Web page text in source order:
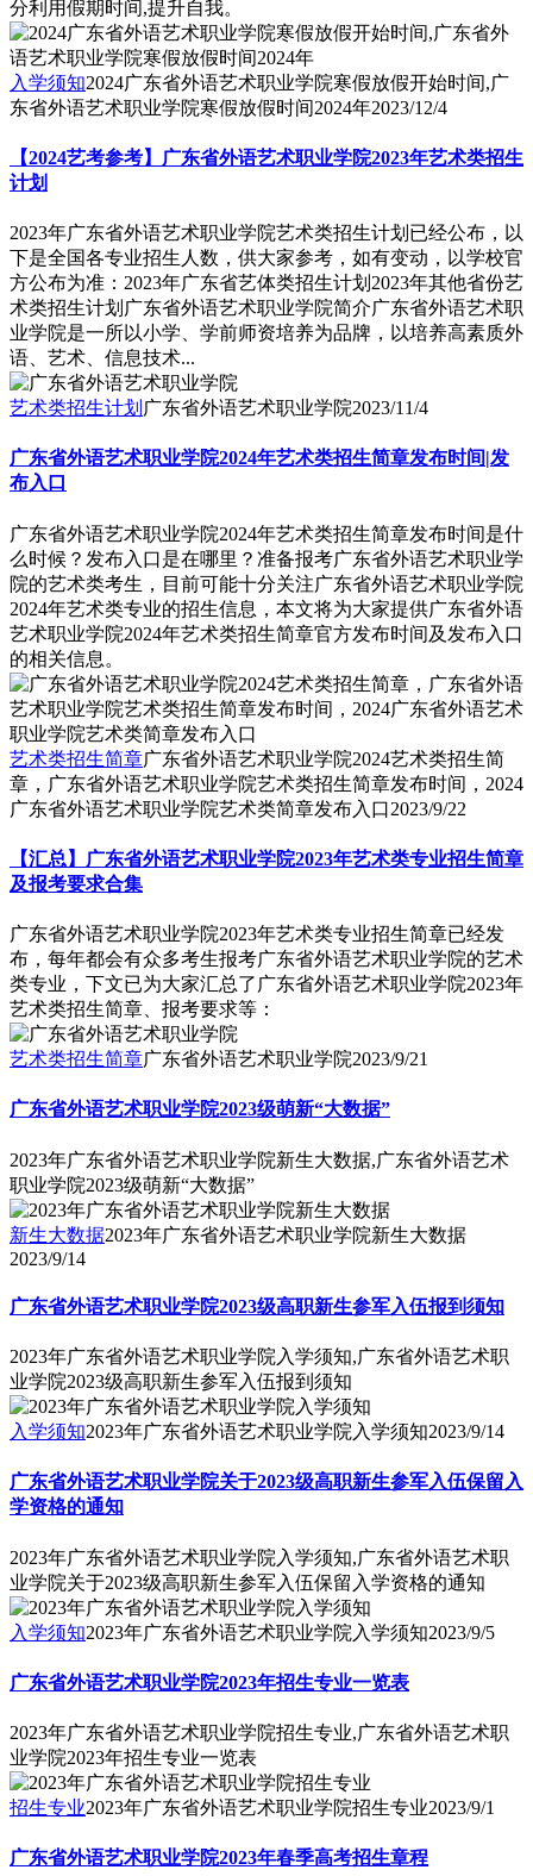
分利用假期时间,提升自我。
入学须知2024广东省外语艺术职业学院寒假放假开始时间,广
东省外语艺术职业学院寒假放假时间2024年2023/12/4
【2024艺考参考】广东省外语艺术职业学院2023年艺术类招生
计划
2023年广东省外语艺术职业学院艺术类招生计划已经公布，以
下是全国各专业招生人数，供大家参考，如有变动，以学校官
方公布为准：2023年广东省艺体类招生计划2023年其他省份艺
术类招生计划广东省外语艺术职业学院简介广东省外语艺术职
业学院是一所以小学、学前师资培养为品牌，以培养高素质外
语、艺术、信息技术...
艺术类招生计划 广东省外语艺术职业学院2023/11/4
广东省外语艺术职业学院2024年艺术类招生简章发布时间|发
布入口
广东省外语艺术职业学院2024年艺术类招生简章发布时间是什
么时候？发布入口是在哪里？准备报考广东省外语艺术职业学
院的艺术类考生，目前可能十分关注广东省外语艺术职业学院
2024年艺术类专业的招生信息，本文将为大家提供广东省外语
艺术职业学院2024年艺术类招生简章官方发布时间及发布入口
的相关信息。
艺术类招生简章广东省外语艺术职业学院2024艺术类招生简
章，广东省外语艺术职业学院艺术类招生简章发布时间，2024
广东省外语艺术职业学院艺术类简章发布入口2023/9/22
【汇总】广东省外语艺术职业学院2023年艺术类专业招生简章
及报考要求合集
广东省外语艺术职业学院2023年艺术类专业招生简章已经发
布，每年都会有众多考生报考广东省外语艺术职业学院的艺术
类专业，下文已为大家汇总了广东省外语艺术职业学院2023年
艺术类招生简章、报考要求等：
艺术类招生简章广东省外语艺术职业学院2023/9/21
广东省外语艺术职业学院2023级萌新“大数据”
2023年广东省外语艺术职业学院新生大数据,广东省外语艺术
职业学院2023级萌新“大数据”
新生大数据2023年广东省外语艺术职业学院新生大数据
2023/9/14
广东省外语艺术职业学院2023级高职新生参军入伍报到须知
2023年广东省外语艺术职业学院入学须知,广东省外语艺术职
业学院2023级高职新生参军入伍报到须知
入学须知2023年广东省外语艺术职业学院入学须知2023/9/14
广东省外语艺术职业学院关于2023级高职新生参军入伍保留入
学资格的通知
2023年广东省外语艺术职业学院入学须知,广东省外语艺术职
业学院关于2023级高职新生参军入伍保留入学资格的通知
入学须知2023年广东省外语艺术职业学院入学须知2023/9/5
广东省外语艺术职业学院2023年招生专业一览表
2023年广东省外语艺术职业学院招生专业,广东省外语艺术职
业学院2023年招生专业一览表
招生专业2023年广东省外语艺术职业学院招生专业2023/9/1
广东省外语艺术职业学院2023年春季高考招生章程